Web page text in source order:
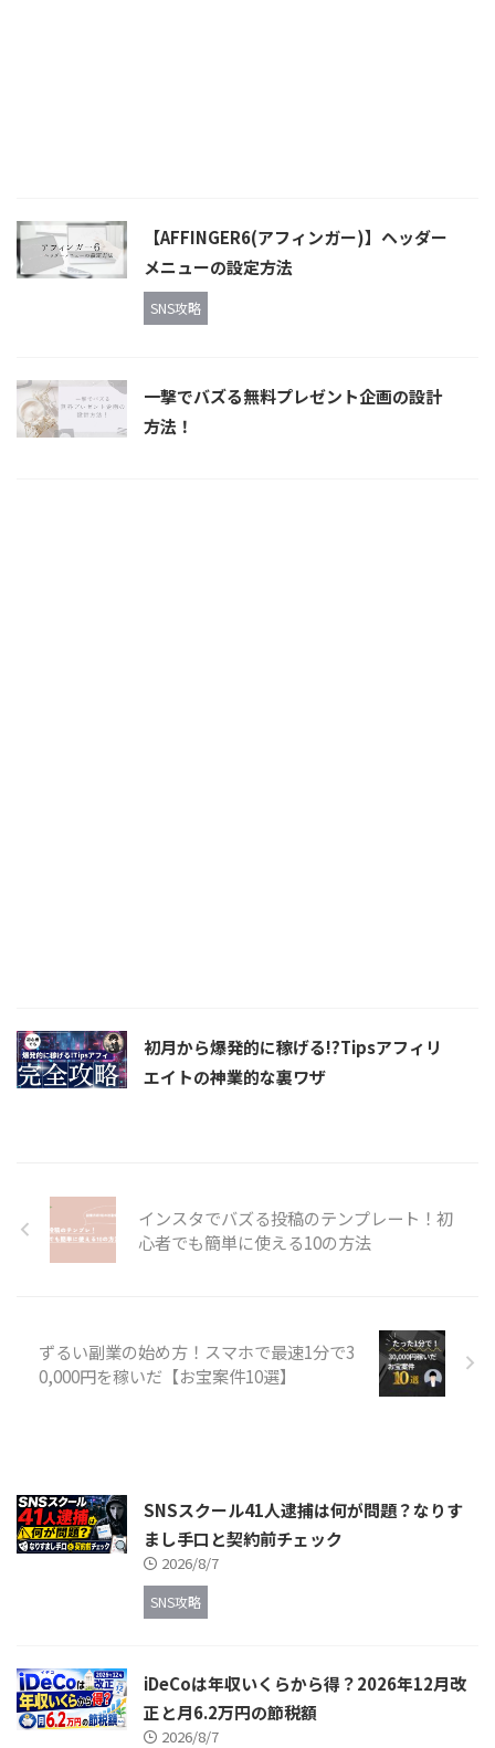
【AFFINGER6(アフィンガー)】ヘッダー
メニューの設定方法
SNS攻略
一撃でバズる無料プレゼント企画の設計
方法！
初月から爆発的に稼げる!?Tipsアフィリ
エイトの神業的な裏ワザ
インスタでバズる投稿のテンプレート！初
心者でも簡単に使える10の方法
ずるい副業の始め方！スマホで最速1分で3
0,000円を稼いだ【お宝案件10選】
SNSスクール41人逮捕は何が問題？なりす
まし手口と契約前チェック
2026/8/7
SNS攻略
iDeCoは年収いくらから得？2026年12月改
正と月6.2万円の節税額
2026/8/7